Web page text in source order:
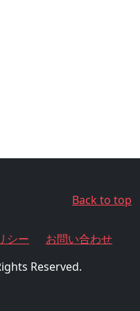
Back to top
シー
お問い合わせ
Reserved.